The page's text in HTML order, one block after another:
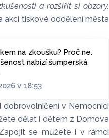
a rozšířit si obzory.
akci tiskové oddělení města
na zkoušku? Proč ne.
nabízí šumperská
v 18:53
v Nemocnici
dělat i dětem z Domova
se můžete i v rámci